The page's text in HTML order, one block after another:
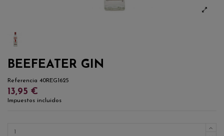
BEEFEATER GIN
Referencia 40REG1625
13,95 €
Impuestos incluidos